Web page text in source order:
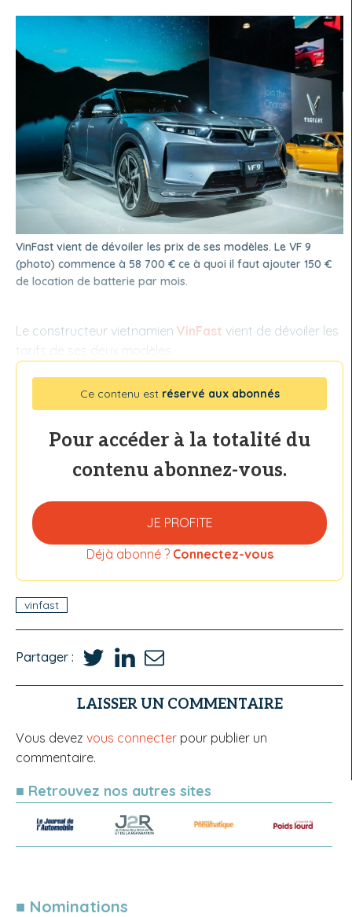
VinFast vient de dévoiler les prix de ses modèles. Le VF 9
(photo) commence à 58 700 € ce à quoi il faut ajouter 150 €
de location de batterie par mois.
Le constructeur vietnamien VinFast vient de dévoiler les
tarifs de ses deux modèles,
Ce contenu est réservé aux abonnés
Pour accéder à la totalité du
contenu abonnez-vous.
JE PROFITE
Déjà abonné ? Connectez-vous
vinfast
Partager :
LAISSER UN COMMENTAIRE
Vous devez vous connecter pour publier un
commentaire.
■ Retrouvez nos autres sites
■ Nominations